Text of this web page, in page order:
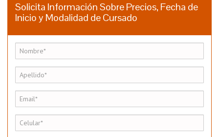
Solicita Información Sobre Precios, Fecha de
Inicio y Modalidad de Cursado